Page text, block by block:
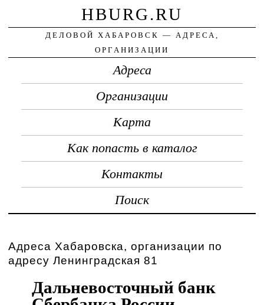
HBURG.RU
ДЕЛОВОЙ ХАБАРОВСК — АДРЕСА,
ОРГАНИЗАЦИИ
Адреса
Организации
Карта
Как попасть в каталог
Контакты
Поиск
Адреса Хабаровска, организации по
адресу Ленинградская 81
Дальневосточный банк